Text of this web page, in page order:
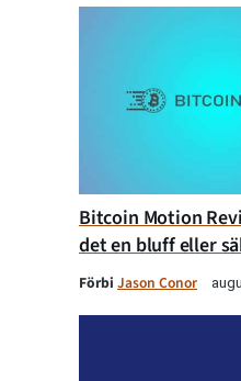
Bitcoin Motion
det en bluff eller
Förbi Jason Conor